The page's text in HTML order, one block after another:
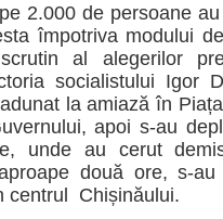
2.000 de persoane
împotriva modului
al alegerilor
socialistului Igor
la amiază în
apoi s-au
unde au cerut
două ore, s-
centrul Chișinăului.